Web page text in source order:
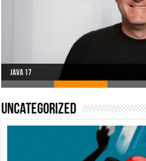
Oracle brengt Java 25 uit
Java 17
Java Magazine 2024 #4
Nieuwe community manager Simon!
J-Fall 2024
Uncategorized